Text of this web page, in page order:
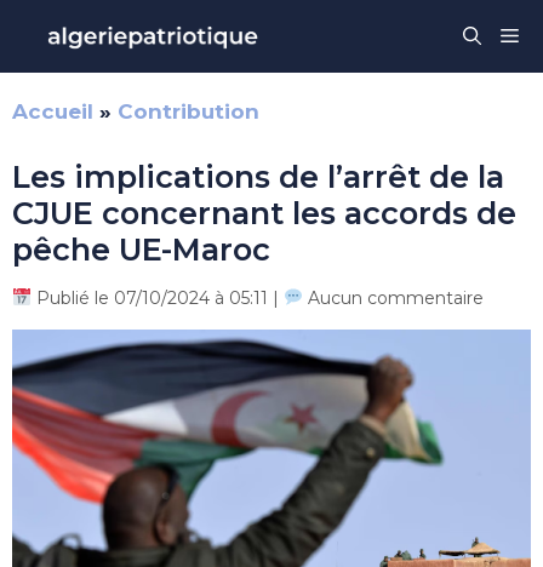
contenu
Accueil » Contribution
Les implications de l’arrêt de la
CJUE concernant les accords de
pêche UE-Maroc
Publié le 07/10/2024 à 05:11 | Aucun commentaire